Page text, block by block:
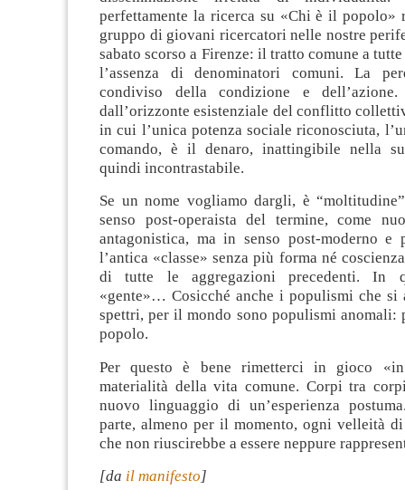
perfettamente la ricerca su «Chi è il popolo»
gruppo di giovani ricercatori nelle nostre
sabato scorso a Firenze: il tratto comune a
l’assenza di denominatori comuni. La
condiviso della condizione e dell’azione.
dall’orizzonte esistenziale del conflitto
in cui l’unica potenza sociale riconosciuta,
comando, è il denaro, inattingibile nella
quindi incontrastabile.
Se un nome vogliamo dargli, è
senso post-operaista del termine, come
antagonistica, ma in senso post-moderno e
l’antica «classe» senza più forma né
di tutte le aggregazioni precedenti. In
«gente»… Cosicché anche i populismi che si
spettri, per il mondo sono populismi anomali:
popolo.
Per questo è bene rimetterci in gioco
materialità della vita comune. Corpi tra
nuovo linguaggio di un’esperienza
parte, almeno per il momento, ogni velleità di
che non riuscirebbe a essere neppure
[da il manifesto]